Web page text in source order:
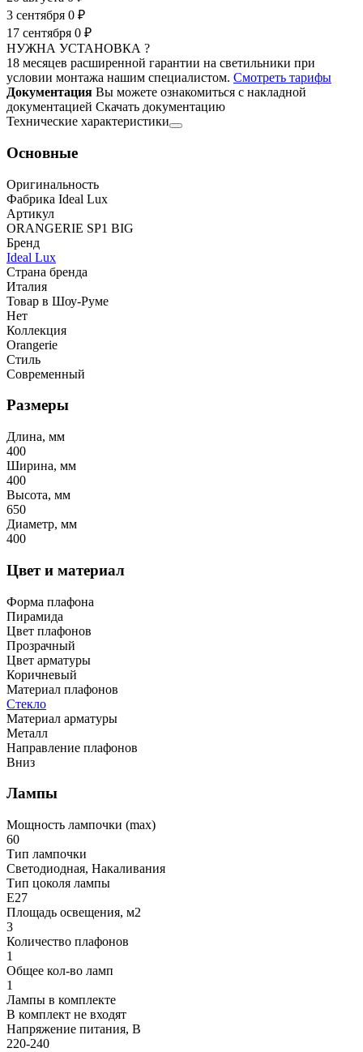
3 сентября 0 ₽
17 сентября 0 ₽
НУЖНА УСТАНОВКА ?
18 месяцев расширенной гарантии на светильники при
условии монтажа нашим специалистом. Смотреть тарифы
Документация Вы можете ознакомиться с накладной
документацией Скачать документацию
Технические характеристики
Основные
Оригинальность
Фабрика Ideal Lux
Артикул
ORANGERIE SP1 BIG
Бренд
Ideal Lux
Страна бренда
Италия
Товар в Шоу-Руме
Нет
Коллекция
Orangerie
Стиль
Современный
Размеры
Длина, мм
400
Ширина, мм
400
Высота, мм
650
Диаметр, мм
400
Цвет и материал
Форма плафона
Пирамида
Цвет плафонов
Прозрачный
Цвет арматуры
Коричневый
Материал плафонов
Стекло
Материал арматуры
Металл
Направление плафонов
Вниз
Лампы
Мощность лампочки (max)
60
Тип лампочки
Светодиодная, Накаливания
Тип цоколя лампы
E27
Площадь освещения, м2
3
Количество плафонов
1
Общее кол-во ламп
1
Лампы в комплекте
В комплект не входят
Напряжение питания, В
220-240